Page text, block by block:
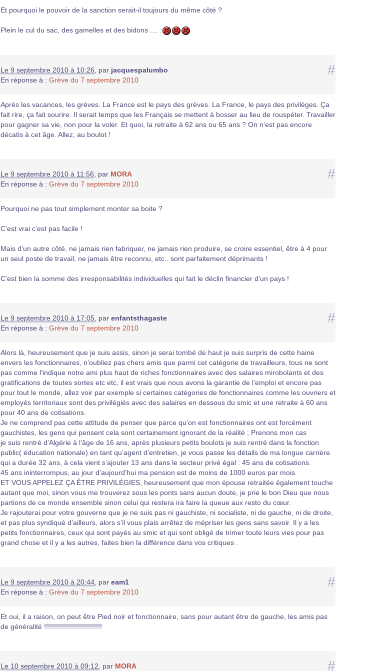
Et pourquoi le pouvoir de la sanction serait-il toujours du même côté ?
Plein le cul du sac, des gamelles et des bidons .... :
#
Le 9 septembre 2010 à 10:26 par jacquespalumbo
En réponse à : Grève du 7 septembre 2010
Après les vacances, les grèves. La France est le pays des grèves. La France, le pays des privilèges. Ça
fait rire, ça fait sourire. Il serait temps que les Français se mettent à bosser au lieu de rouspéter. Travailler
pour gagner sa vie, non pour la voler. Et quoi, la retraite à 62 ans ou 65 ans ? On n’est pas encore
décatis à cet âge. Allez, au boulot !
#
Le 9 septembre 2010 à 11:56 par MORA
En réponse à : Grève du 7 septembre 2010
Pourquoi ne pas tout simplement monter sa boite ?
C’est vrai c’est pas facile !
Mais d’un autre côté, ne jamais rien fabriquer, ne jamais rien produire, se croire essentiel, être à 4 pour
un seul poste de travail, ne jamais être reconnu, etc.. sont parfaitement déprimants !
C’est bien la somme des irresponsabilités individuelles qui fait le déclin financier d’un pays !
#
Le 9 septembre 2010 à 17:05 par enfantsthagaste
En réponse à : Grève du 7 septembre 2010
Alors là, heureusement que je suis assis, sinon je serai tombé de haut je suis surpris de cette haine
envers les fonctionnaires, n’oubliez pas chers amis que parmi cet catégorie de travailleurs, tous ne sont
pas comme l’indique notre ami plus haut de riches fonctionnaires avec des salaires mirobolants et des
gratifications de toutes sortes etc etc, il est vrais que nous avons la garantie de l’emploi et encore pas
pour tout le monde, allez voir par exemple si certaines catégories de fonctionnaires comme les ouvriers et
employés territoriaux sont des privilégiés avec des salaires en dessous du smic et une retraite à 60 ans
pour 40 ans de cotisations.
Je ne comprend pas cette attitude de penser que parce qu’on est fonctionnaires ont est forcément
gauchistes, les gens qui pensent cela sont certainement ignorant de la réalité ; Prenons mon cas
je suis rentré d’Algérie à l’âge de 16 ans, après plusieurs petits boulots je suis rentré dans la fonction
public( éducation nationale) en tant qu’agent d’entretien, je vous passe les détails de ma longue carrière
qui a durée 32 ans, à cela vient s’ajouter 13 ans dans le secteur privé égal : 45 ans de cotisations.
45 ans ininterrompus, au jour d’aujourd’hui ma pension est de moins de 1000 euros par mois.
ET VOUS APPELEZ ÇA ÊTRE PRIVILÉGIES, heureusement que mon épouse retraitée également touche
autant que moi, sinon vous me trouverez sous les ponts sans aucun doute, je prie le bon Dieu que nous
partions de ce monde ensemble sinon celui qui restera ira faire la queue aux resto du cœur.
Je rajouterai pour votre gouverne que je ne suis pas ni gauchiste, ni socialiste, ni de gauche, ni de droite,
et pas plus syndiqué d’ailleurs, alors s’il vous plais arrêtez de mépriser les gens sans savoir. Il y a les
petits fonctionnaires, ceux qui sont payés au smic et qui sont obligé de trimer toute leurs vies pour pas
grand chose et il y a les autres, faites bien la différence dans vos critiques .
#
Le 9 septembre 2010 à 20:44 par eam1
En réponse à : Grève du 7 septembre 2010
Et oui, il a raison, on peut être Pied noir et fonctionnaire, sans pour autant être de gauche, les amis pas
de généralité !!!!!!!!!!!!!!!!!!!!!!!!!!!!!
#
Le 10 septembre 2010 à 09:12 par MORA